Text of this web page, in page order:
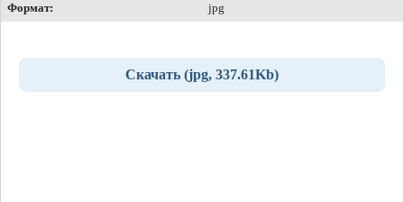
Формат:
jpg
Скачать (jpg, 337.61Kb)